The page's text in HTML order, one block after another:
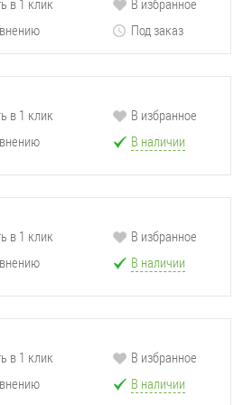
в 1 клик
В избранное
Под заказ
в 1 клик
В избранное
В наличии
в 1 клик
В избранное
В наличии
в 1 клик
В избранное
В наличии